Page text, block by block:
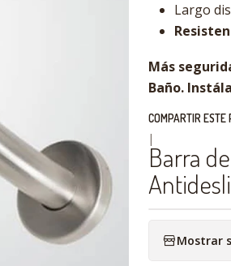
Largo
Más
Baño.
COMPARTIR ESTE
|
Barra
Mostrar